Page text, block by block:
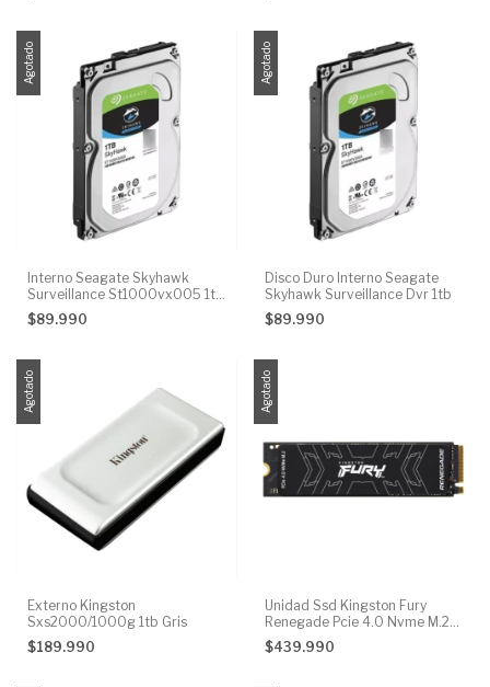
Agotado
Interno Seagate Skyhawk
Surveillance St1000vx005 1tb
Plateado
$89.990
Agotado
Disco Duro Interno Seagate
Skyhawk Surveillance Dvr 1tb
$89.990
Agotado
Externo Kingston
Sxs2000/1000g 1tb Gris
$189.990
Agotado
Unidad Ssd Kingston Fury
Renegade Pcie 4.0 Nvme M.2
4tb Color Negro
$439.990